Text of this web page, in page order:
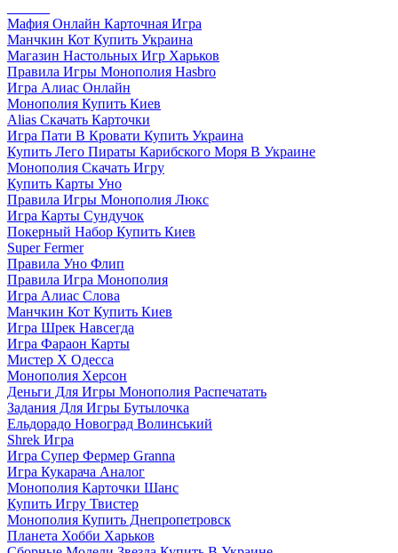
Мафия Онлайн Карточная Игра
Манчкин Кот Купить Украина
Магазин Настольных Игр Харьков
Правила Игры Монополия Hasbro
Игра Алиас Онлайн
Монополия Купить Киев
Alias Скачать Карточки
Игра Пати В Кровати Купить Украина
Купить Лего Пираты Карибского Моря В Украине
Монополия Скачать Игру
Купить Карты Уно
Правила Игры Монополия Люкс
Игра Карты Сундучок
Покерный Набор Купить Киев
Super Fermer
Правила Уно Флип
Правила Игра Монополия
Игра Алиас Слова
Манчкин Кот Купить Киев
Игра Шрек Навсегда
Игра Фараон Карты
Мистер Х Одесса
Монополия Херсон
Деньги Для Игры Монополия Распечатать
Задания Для Игры Бутылочка
Ельдорадо Новоград Волинський
Shrek Игра
Игра Супер Фермер Granna
Игра Кукарача Аналог
Монополия Карточки Шанс
Купить Игру Твистер
Монополия Купить Днепропетровск
Планета Хобби Харьков